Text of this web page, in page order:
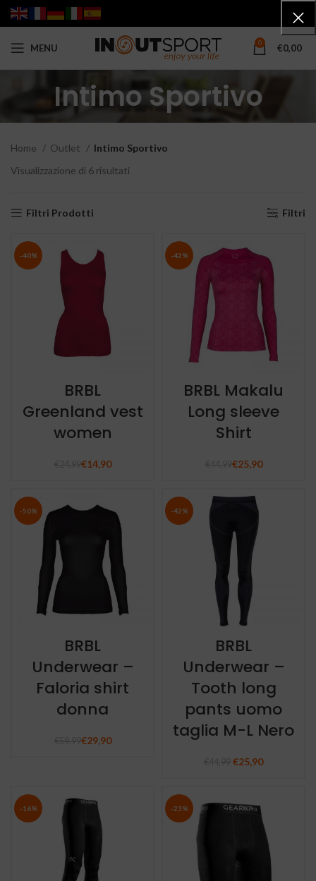
MENU 0 €0,00
Intimo Sportivo
Home Outlet
Intimo Sportivo
Visualizzazione di 6 risultati
Filtri Prodotti Filtri
-40%
BRBL
Greenland vest
women
€14,90
-42%
BRBL Makalu
Long sleeve
Shirt
€25,90
-50%
BRBL
Underwear –
Faloria shirt
donna
€29,90
-42%
BRBL
Underwear –
Tooth long
pants uomo
taglia M-L Nero
Il prezzo
€25,90
-16% -23%